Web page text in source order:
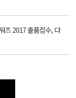
즈 2017 출품접수, 다